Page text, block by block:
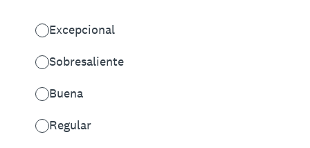
Excepcional
Sobresaliente
Buena
Regular